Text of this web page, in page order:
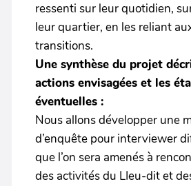
ressenti sur leur quotidien,
leur quartier, en les reliant
transitions.
Une synthèse du projet
actions envisagées et les
éventuelles :
Nous allons développer une
d’enquête pour interviewer
que l’on sera amenés à
des activités du LIeu-dit et